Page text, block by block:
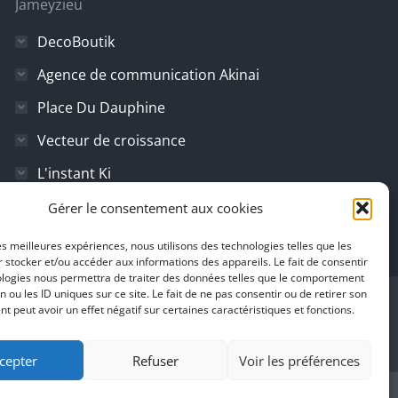
Gérer le consentement aux cookies
meilleures expériences, nous utilisons des technologies telles que les
stocker et/ou accéder aux informations des appareils. Le fait de consentir
nous permettra de traiter des données telles que le comportement
ou les ID uniques sur ce site. Le fait de ne pas consentir ou de retirer son
peut avoir un effet négatif sur certaines caractéristiques et fonctions.
Refuser Voir les préférences
Jameyzieu
DecoBoutik
Agence de communication Akinai
Place Du Dauphine
Vecteur de croissance
L'instant Ki
Il parlent de vous